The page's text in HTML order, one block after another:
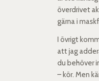
överdrivet
gärna i
I övrigt
att jag
du behöver
– kör. Men